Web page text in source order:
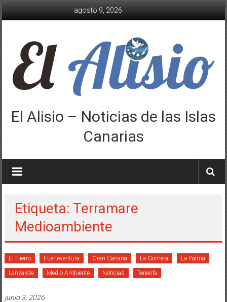
agosto 9, 2026
El Alisio – Noticias de las Islas
Canarias
Etiqueta: Terramare
Medioambiente
El Hierro Fuerteventura Gran Canaria La Gomera La Palma
Lanzarote Medio Ambiente Noticias Tenerife
junio 3, 2026